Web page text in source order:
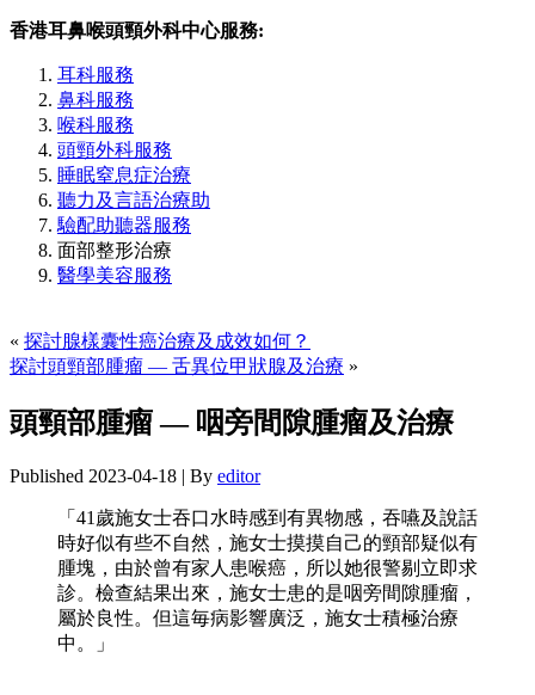
香港耳鼻喉頭頸外科中心服務:
耳科服務
鼻科服務
喉科服務
頭頸外科服務
睡眠窒息症治療
聽力及言語治療助
驗配助聽器服務
面部整形治療
醫學美容服務
« 探討腺樣囊性癌治療及成效如何？
探討頭頸部腫瘤 — 舌異位甲狀腺及治療 »
頭頸部腫瘤 — 咽旁間隙腫瘤及治療
Published 2023-04-18 | By editor
「41歲施女士吞口水時感到有異物感，吞嚥及說話
時好似有些不自然，施女士摸摸自己的頸部疑似有
腫塊，由於曾有家人患喉癌，所以她很警剔立即求
診。檢查結果出來，施女士患的是咽旁間隙腫瘤，
屬於良性。但這毎病影響廣泛，施女士積極治療
中。」